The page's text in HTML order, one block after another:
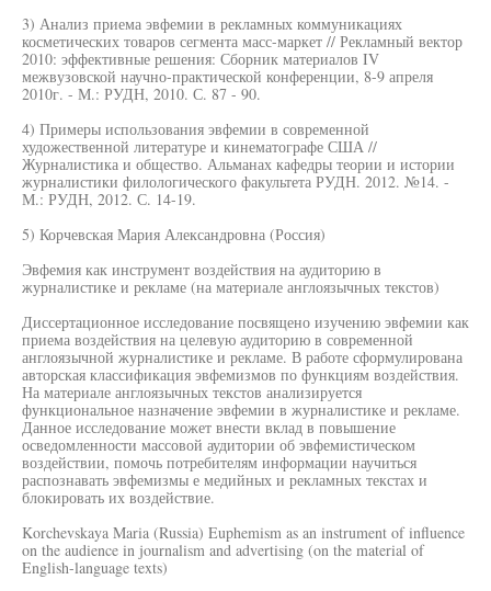
3) Анализ приема эвфемии в рекламных коммуникациях
косметических товаров сегмента масс-маркет // Рекламный вектор
2010: эффективные решения: Сборник материалов IV
межвузовской научно-практической конференции, 8-9 апреля
2010г. - М.: РУДН, 2010. С. 87 - 90.
4) Примеры использования эвфемии в современной
художественной литературе и кинематографе США //
Журналистика и общество. Альманах кафедры теории и истории
журналистики филологического факультета РУДН. 2012. №14. -
М.: РУДН, 2012. С. 14-19.
5) Корчевская Мария Александровна (Россия)
Эвфемия как инструмент воздействия на аудиторию в
журналистике и рекламе (на материале англоязычных текстов)
Диссертационное исследование посвящено изучению эвфемии как
приема воздействия на целевую аудиторию в современной
англоязычной журналистике и рекламе. В работе сформулирована
авторская классификация эвфемизмов по функциям воздействия.
На материале англоязычных текстов анализируется
функциональное назначение эвфемии в журналистике и рекламе.
Данное исследование может внести вклад в повышение
осведомленности массовой аудитории об эвфемистическом
воздействии, помочь потребителям информации научиться
распознавать эвфемизмы е медийных и рекламных текстах и
блокировать их воздействие.
Korchevskaya Maria (Russia) Euphemism as an instrument of influence
on the audience in journalism and advertising (on the material of
English-language texts)